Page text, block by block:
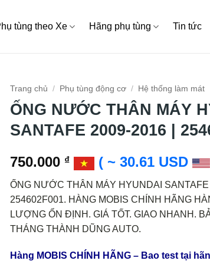
tùng theo Xe Hãng phụ tùng Tin tức
Trang chủ / Phụ tùng động cơ / Hệ thống làm mát
ỐNG NƯỚC THÂN MÁY
SANTAFE 2009-2016 |
750.000 ₫ ( ~ 30.61 USD
ỐNG NƯỚC THÂN MÁY HYUNDAI SANTAFE
254602F001. HÀNG MOBIS CHÍNH HÃNG
LƯỢNG ỔN ĐỊNH. GIÁ TỐT. GIAO NHANH.
THÁNG THÀNH DŨNG AUTO.
Hàng MOBIS CHÍNH HÃNG – Bao test tại